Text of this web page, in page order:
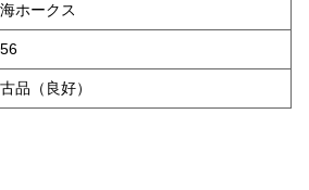
ホークス
品（良好）